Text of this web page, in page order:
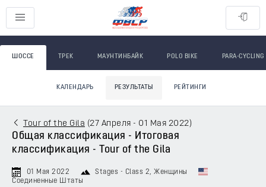
ШОССЕ ТРЕК МАУНТИНБАЙК POLO BIKE PARA-CYCLING
КАЛЕНДАРЬ РЕЗУЛЬТАТЫ РЕЙТИНГИ
Tour of the Gila (27 Апреля - 01 Мая 2022)
Общая классификация - Итоговая
классификация - Tour of the Gila
01 Мая 2022 Stages - Class 2, Женщины
Соединенные Штаты